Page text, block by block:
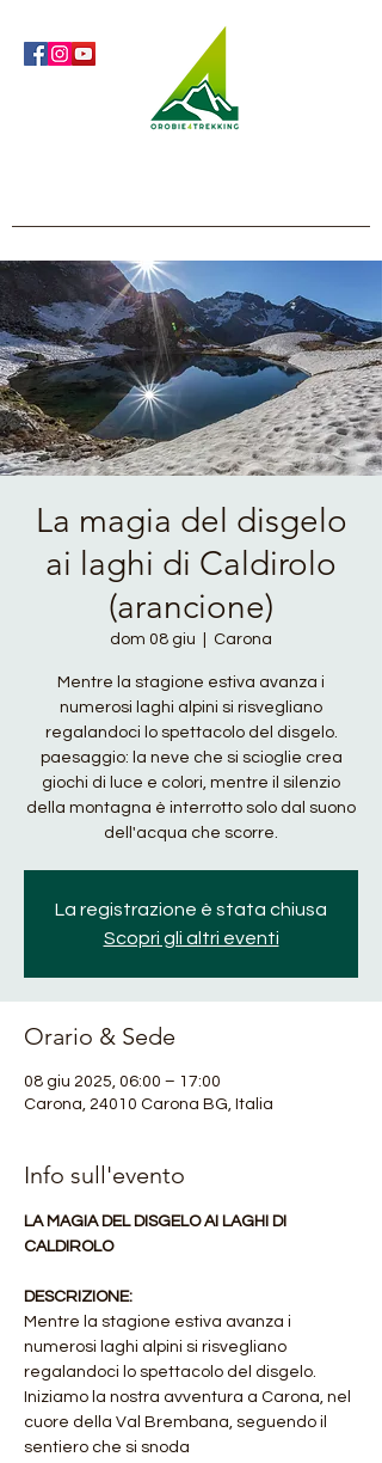
La magia del disgelo
ai laghi di Caldirolo
(arancione)
dom 08 giu Carona
Mentre la stagione estiva avanza i
numerosi laghi alpini si risvegliano
regalandoci lo spettacolo del disgelo.
paesaggio: la neve che si scioglie crea
giochi di luce e colori, mentre il silenzio
della montagna è interrotto solo dal suono
dell'acqua che scorre.
La registrazione è stata chiusa
Scopri gli altri eventi
Orario & Sede
08 giu 2025, 06:00 – 17:00
Carona, 24010 Carona BG, Italia
Info sull'evento
LA MAGIA DEL DISGELO AI LAGHI DI
CALDIROLO
DESCRIZIONE:
Mentre la stagione estiva avanza i
numerosi laghi alpini si risvegliano
regalandoci lo spettacolo del disgelo.
Iniziamo la nostra avventura a Carona, nel
cuore della Val Brembana, seguendo il
sentiero che si snoda